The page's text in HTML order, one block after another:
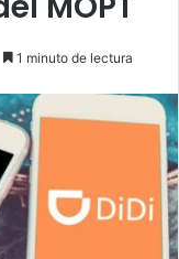
1 minuto de lectura